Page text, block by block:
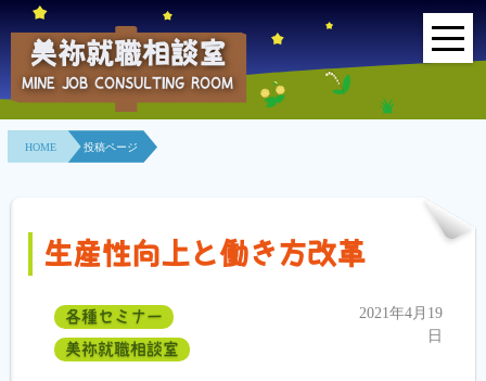
HOME
事業所紹介
相談室とは？
利用者の声
美祢就職相談室
MINE JOB CONSULTING ROOM
HOME 投稿ページ
生産性向上と働き方改革
各種セミナー
美祢就職相談室
2021年4月19
日